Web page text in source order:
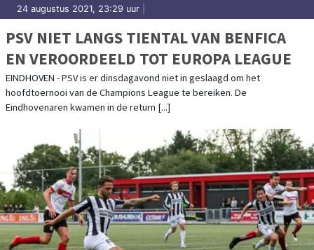
24 augustus 2021, 23:29 uur
PSV NIET LANGS TIENTAL VAN BENFICA
EN VEROORDEELD TOT EUROPA LEAGUE
EINDHOVEN - PSV is er dinsdagavond niet in geslaagd om het
hoofdtoernooi van de Champions League te bereiken. De
Eindhovenaren kwamen in de return [...]